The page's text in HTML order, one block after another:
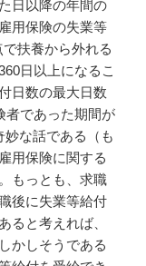
日以降の年間の
用保険の失業等
扶養から外れる
日以上になるこ
日数の最大日数
者であった期間が
な話である（も
用保険に関する
もっとも、求職
後に失業等給付
ると考えれば、
かしそうである